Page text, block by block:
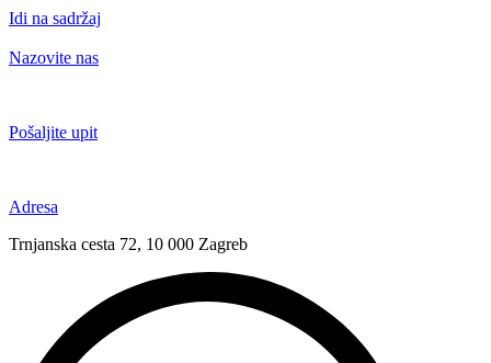
Idi na sadržaj
Nazovite nas
Pošaljite upit
Adresa
Trnjanska cesta 72, 10 000 Zagreb